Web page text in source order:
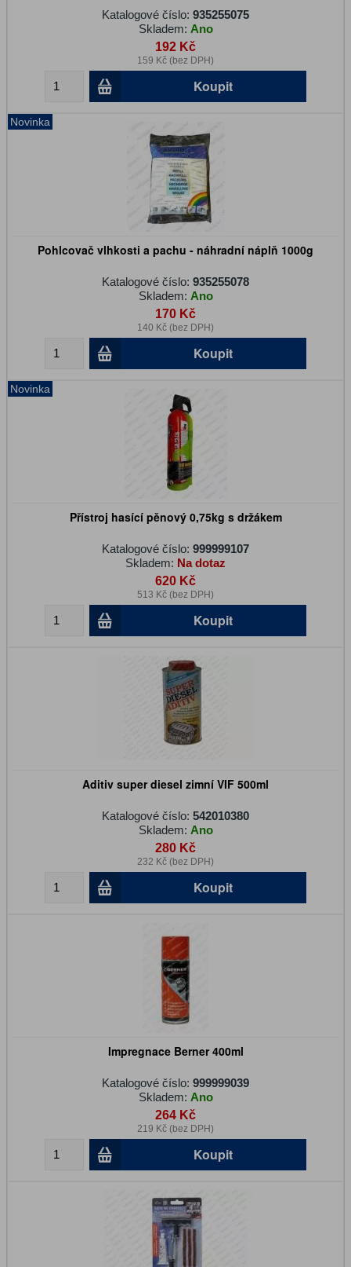
Katalogové číslo: 935255075
Skladem: Ano
192 Kč
159 Kč (bez DPH)
Koupit
Novinka
Pohlcovač vlhkosti a pachu - náhradní náplň 1000g
Katalogové číslo: 935255078
Skladem: Ano
170 Kč
140 Kč (bez DPH)
Koupit
Novinka
Přístroj hasící pěnový 0,75kg s držákem
Katalogové číslo: 999999107
Skladem: Na dotaz
620 Kč
513 Kč (bez DPH)
Koupit
Aditiv super diesel zimní VIF 500ml
Katalogové číslo: 542010380
Skladem: Ano
280 Kč
232 Kč (bez DPH)
Koupit
Impregnace Berner 400ml
Katalogové číslo: 999999039
Skladem: Ano
264 Kč
219 Kč (bez DPH)
Koupit